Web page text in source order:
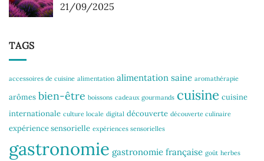
21/09/2025
TAGS
accessoires de cuisine alimentation alimentation saine aromathérapie
arômes bien-être boissons cadeaux gourmands cuisine cuisine
internationale culture locale digital découverte découverte culinaire
expérience sensorielle expériences sensorielles
gastronomie gastronomie française goût herbes